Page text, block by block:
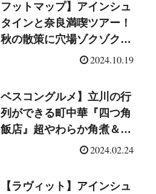
フットマップ】アインシュ
タインと奈良満喫ツアー！
秋の散策に穴場ゾクゾク！
ロケ地や紹介されたメニュ
2024.10.19
ベスコングルメ】立川の行
列ができる町中華『四つ角
飯店』超やわらか角煮＆絶
2024.02.24
【ラヴィット】アインシュ